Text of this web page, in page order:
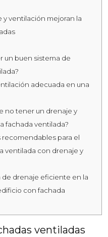
y ventilación mejoran la
un buen sistema de
adecuada en una
no tener un drenaje y
fachada ventilada?
recomendables para el
ventilada con drenaje y
de drenaje eficiente en la
con fachada
ventiladas